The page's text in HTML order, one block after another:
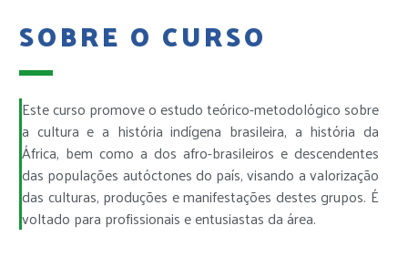
SOBRE O CURSO
Este curso promove o estudo teórico-metodológico sobre
a cultura e a história indígena brasileira, a história da
África, bem como a dos afro-brasileiros e descendentes
das populações autóctones do país, visando a valorização
das culturas, produções e manifestações destes grupos. É
voltado para profissionais e entusiastas da área.